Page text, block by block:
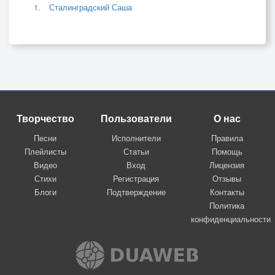
Сталинградский Саша
Творчество
Песни
Плейлисты
Видео
Стихи
Блоги
Пользователи
Исполнители
Статьи
Вход
Регистрация
Подтверждение
О нас
Правила
Помощь
Лицензия
Отзывы
Контакты
Политика
конфиденциальности